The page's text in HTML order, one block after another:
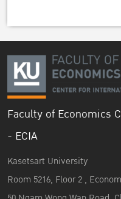
Faculty of Economics
- ECIA
Kasetsart University
Room 5216, Floor 2 ,